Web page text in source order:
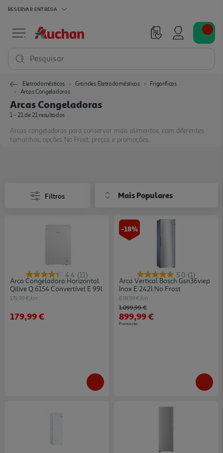
RESERVAR ENTREGA
Pesquisar
Eletrodomésticos Grandes Eletrodomésticos
Frigoríficos
Arcas Congeladoras
Arcas Congeladoras
1 - 21 de 21 resultados
Arcas congeladoras para conservar mais alimentos, com diferentes
tamanhos, opções No Frost, preços e promoções.
Filtros Mais Populares
4.4 (11)
Arca Congeladora Horizontal
Qilive Q.6154 Convertível E 99l
179.99 €/un
179,99 €
-18%
5.0 (1)
Arca Vertical Bosch Gsn36viep
Inox E 242l No Frost
899.99 €/un
Price reduced from
1.099,99 €to
899,99 €
Promoção